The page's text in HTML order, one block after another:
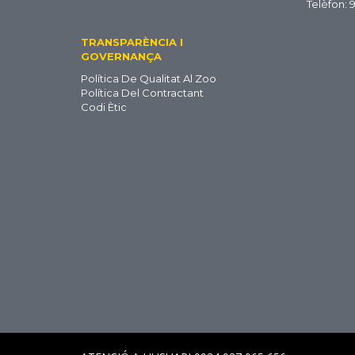
TRANSPARÈNCIA I
GOVERNANÇA
Política De Qualitat Al Zoo
Política Del Contractant
Codi Ètic
Telèfon: